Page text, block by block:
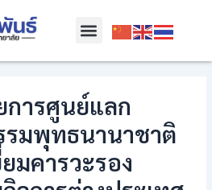
Menu
ารศูนย์แลก
มพุทธนานาชาติ
ยมคารวะรอง